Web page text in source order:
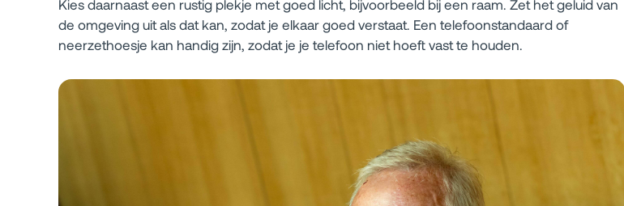
Kies daarnaast een rustig plekje met goed licht, bijvoorbeeld bij een raam. Zet het geluid van
de omgeving uit als dat kan, zodat je elkaar goed verstaat. Een telefoonstandaard of
neerzethoesje kan handig zijn, zodat je je telefoon niet hoeft vast te houden.